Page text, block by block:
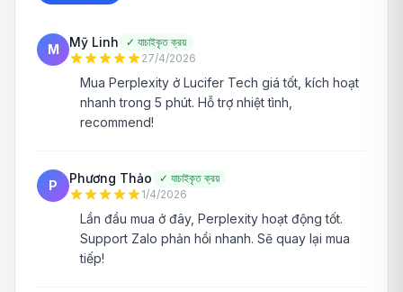
M Mỹ Linh ✓ যাচাইকৃত ক্রয়
27/4/2026
Mua Perplexity ở Lucifer Tech giá tốt, kích hoạt
nhanh trong 5 phút. Hỗ trợ nhiệt tình,
recommend!
P Phương Thảo ✓ যাচাইকৃত ক্রয়
1/4/2026
Lần đầu mua ở đây, Perplexity hoạt động tốt.
Support Zalo phản hồi nhanh. Sẽ quay lại mua
tiếp!